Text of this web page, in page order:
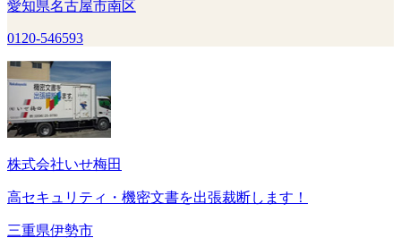
愛知県名古屋市南区
0120-546593
株式会社いせ梅田
高セキュリティ・機密文書を出張裁断します！
三重県伊勢市